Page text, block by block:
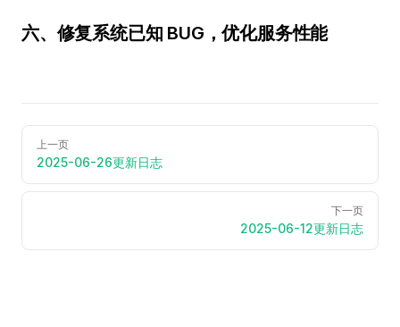
六、修复系统已知 BUG，优化服务性能
上一页
2025-06-26更新日志
下一页
2025-06-12更新日志